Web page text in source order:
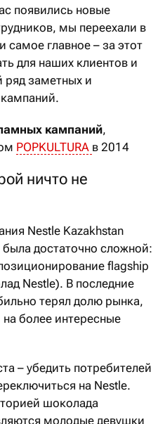
появились новые
мы переехали в
главное – за этот
для наших клиентов и
ряд заметных и
кампаний,
POPKULTURA в 2014
ничто не
Nestle Kazakhstan
достаточно сложной:
flagship
Nestle). В последние
терял долю рынка,
более интересные
– убедить потребителей
на Nestle.
шоколада
молодые девушки